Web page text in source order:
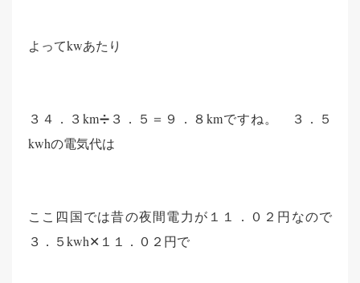
よってkwあたり
３４．３km➗３．５＝９．８kmですね。 ３．５
kwhの電気代は
ここ四国では昔の夜間電力が１１．０２円なので
３．５kwh✕１１．０２円で